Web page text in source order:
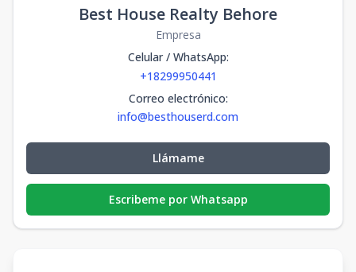
Best House Realty Behore
Empresa
Celular / WhatsApp:
+18299950441
Correo electrónico:
info@besthouserd.com
Llámame
Escribeme por Whatsapp